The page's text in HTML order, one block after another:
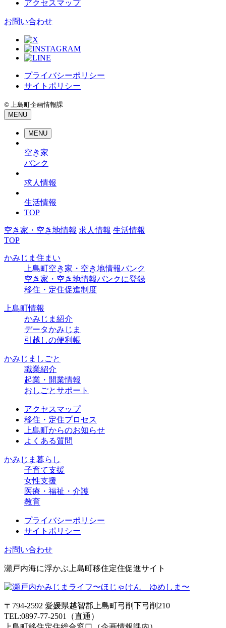
アクセスマップ
お問い合わせ
プライバシーポリシー
サイトポリシー
© 上島町企画情報課
MENU
MENU
空き家
バンク
求人情報
生活情報
TOP
空き家・空き地情報 求人情報 生活情報
TOP
かみじま住まい
上島町空き家・空き地情報バンク
空き家・空き地情報バンクに登録
移住・定住促進制度
上島町情報
かみじま紹介
データかみじま
引越しの便利帳
かみじましごと
職業紹介
起業・開業情報
おしごとサポート
アクセスマップ
移住・定住プロセス
上島町からのお知らせ
よくある質問
かみじま暮らし
子育て支援
女性支援
医療・福祉・介護
教育
プライバシーポリシー
サイトポリシー
お問い合わせ
瀬戸内海に浮かぶ上島町移住定住促進サイト
〒794-2592 愛媛県越智郡上島町弓削下弓削210
TEL:0897-77-2501（直通）